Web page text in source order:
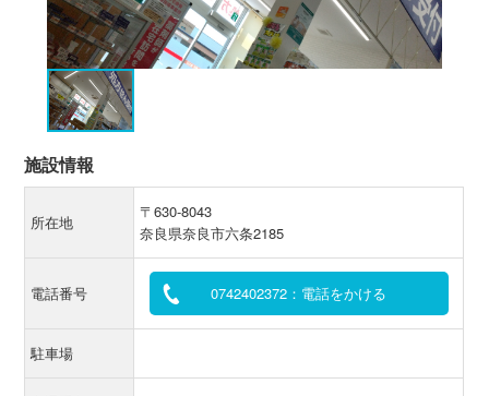
施設情報
所在地
〒630-8043
奈良県奈良市六条2185
電話番号 0742402372：電話をかける
駐車場